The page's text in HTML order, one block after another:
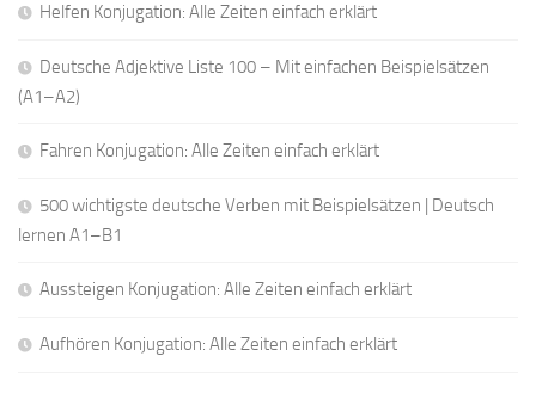
Helfen Konjugation: Alle Zeiten einfach erklärt
Deutsche Adjektive Liste 100 – Mit einfachen Beispielsätzen
(A1–A2)
Fahren Konjugation: Alle Zeiten einfach erklärt
500 wichtigste deutsche Verben mit Beispielsätzen | Deutsch
lernen A1–B1
Aussteigen Konjugation: Alle Zeiten einfach erklärt
Aufhören Konjugation: Alle Zeiten einfach erklärt